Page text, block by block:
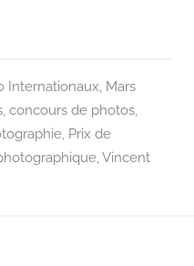
Internationaux, Mars
, concours de photos,
, Prix de
,Vincent